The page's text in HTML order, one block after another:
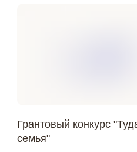
Грантовый конкурс
семья"